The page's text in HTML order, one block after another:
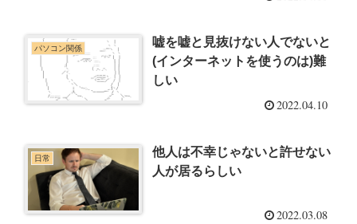
パソコン関係
嘘を嘘と見抜けない人でないと
(インターネットを使うのは)難
しい
2022.04.10
日常
他人は不幸じゃないと許せない
人が居るらしい
2022.03.08